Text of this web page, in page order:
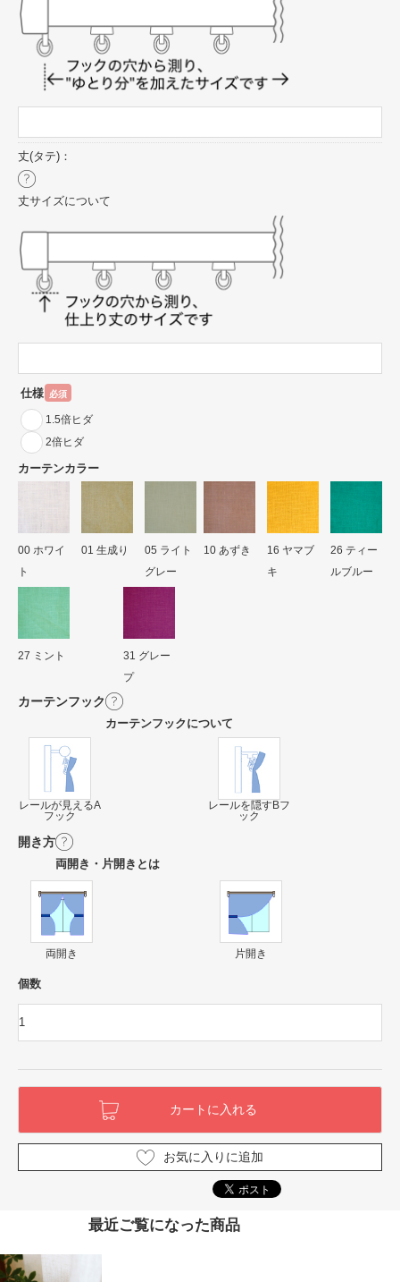
丈(タテ)：
丈サイズについて
仕様 必須
1.5倍ヒダ
2倍ヒダ
カーテンカラー
00 ホワイ
ト
01 生成り
05 ライト
グレー
10 あずき
16 ヤマブ
キ
26 ティー
ルブルー
27 ミント
31 グレー
プ
カーテンフック
カーテンフックについて
レールが見えるA
フック
レールを隠すBフ
ック
開き方
両開き・片開きとは
両開き 片開き
個数
お気に入りに追加
最近ご覧になった商品